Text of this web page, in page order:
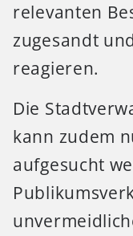
relevanten
zugesandt
reagieren.
Die
kann zudem
aufgesucht